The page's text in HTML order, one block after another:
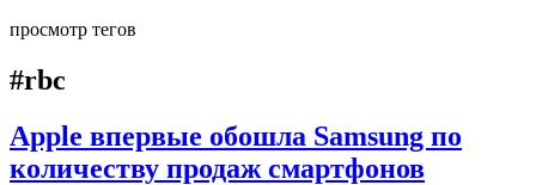
просмотр тегов
#rbc
Apple впервые обошла Samsung по
количеству продаж смартфонов